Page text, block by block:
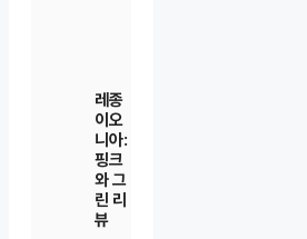
레종
이오
니아:
핑크
와 그
린 리
뷰